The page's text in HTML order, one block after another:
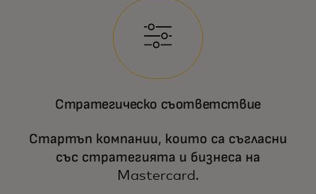
Стратегическо съответствие
Стартъп компании, които са съгласни
със стратегията и бизнеса на
Mastercard.